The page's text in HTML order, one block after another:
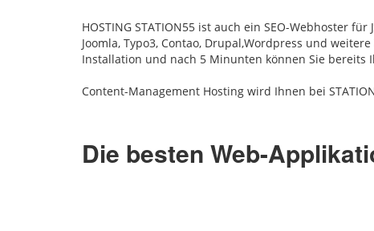
HOSTING STATION55 ist auch ein SEO-Webhoster
Joomla, Typo3, Contao, Drupal,Wordpress und
Installation und nach 5 Minunten können Sie bereits
Content-Management Hosting wird Ihnen bei
Die besten Web-